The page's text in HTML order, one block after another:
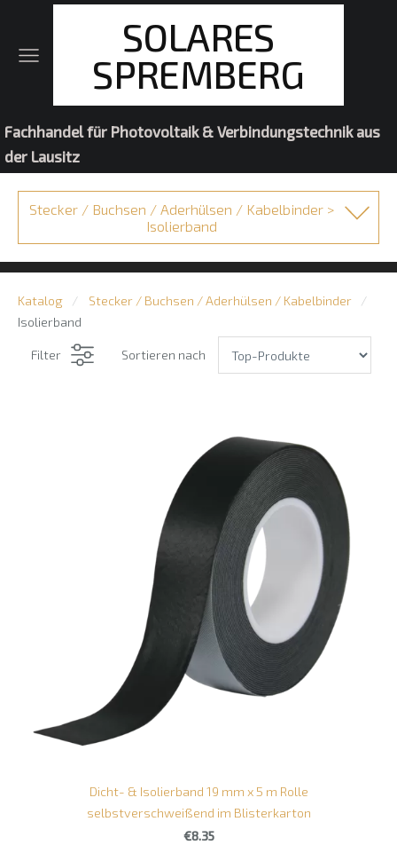
SOLARES
SPREMBERG
Fachhandel für Photovoltaik & Verbindungstechnik aus
der Lausitz
Stecker / Buchsen / Aderhülsen / Kabelbinder >
Isolierband
Katalog
Stecker / Buchsen / Aderhülsen / Kabelbinder
Isolierband
Filter Sortieren nach
Dicht- & Isolierband 19 mm x 5 m Rolle
selbstverschweißend im Blisterkarton
€8.35